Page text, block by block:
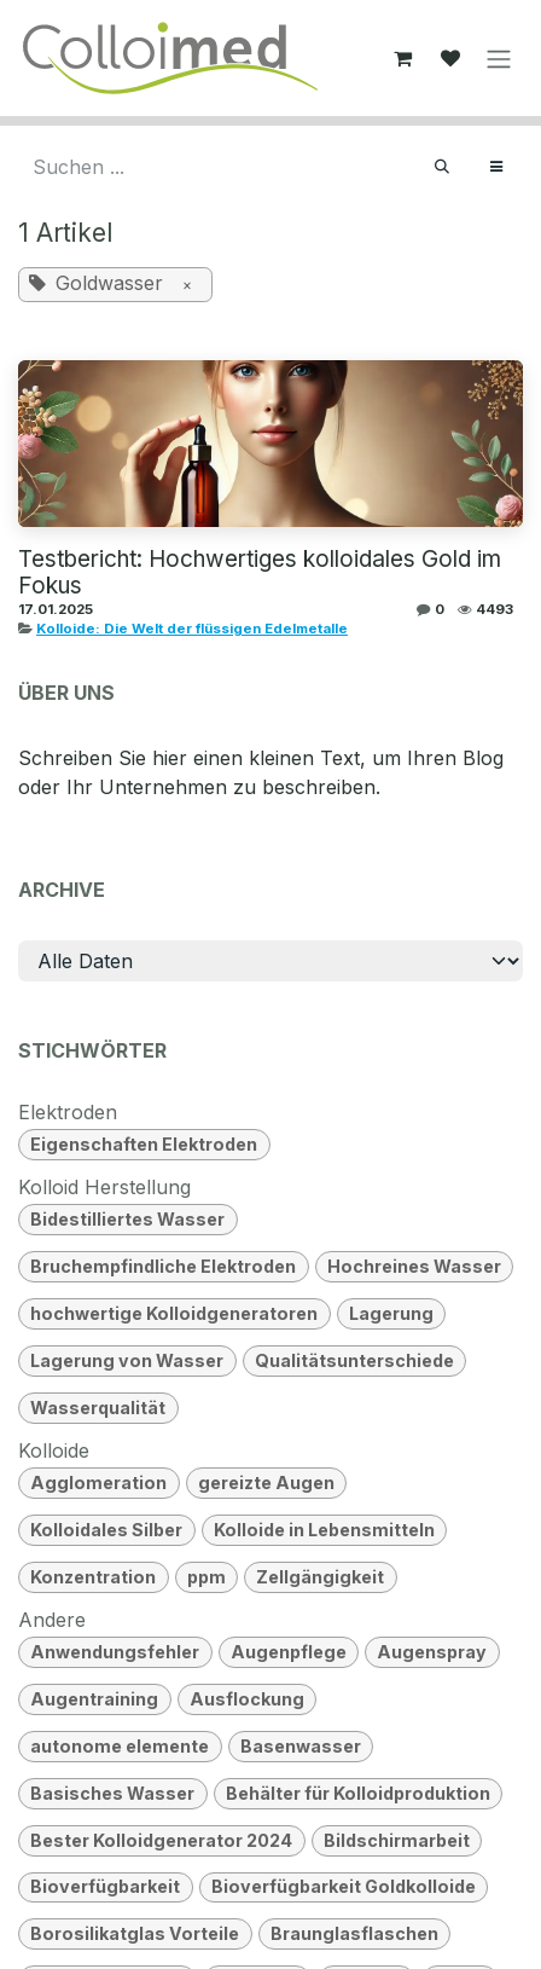
1 Artikel
Goldwasser ×
Testbericht: Hochwertiges kolloidales Gold im
Fokus
17.01.2025 0
4493
Kolloide: Die Welt der flüssigen Edelmetalle
ÜBER UNS
Schreiben Sie hier einen kleinen Text, um Ihren Blog
oder Ihr Unternehmen zu beschreiben.
ARCHIVE
STICHWÖRTER
Elektroden
Eigenschaften Elektroden
Kolloid Herstellung
Bidestilliertes Wasser
Bruchempfindliche Elektroden Hochreines Wasser
hochwertige Kolloidgeneratoren Lagerung
Lagerung von Wasser Qualitätsunterschiede
Wasserqualität
Kolloide
Agglomeration gereizte Augen
Kolloidales Silber Kolloide in Lebensmitteln
Konzentration ppm Zellgängigkeit
Andere
Anwendungsfehler Augenpflege Augenspray
Augentraining Ausflockung
autonome elemente Basenwasser
Basisches Wasser Behälter für Kolloidproduktion
Bester Kolloidgenerator 2024 Bildschirmarbeit
Bioverfügbarkeit Bioverfügbarkeit Goldkolloide
Borosilikatglas Vorteile Braunglasflaschen